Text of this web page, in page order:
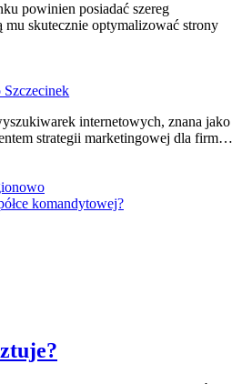
powinien posiadać szereg
skutecznie optymalizować strony
Szczecinek
internetowych, znana jako
strategii marketingowej dla firm…
komandytowej?